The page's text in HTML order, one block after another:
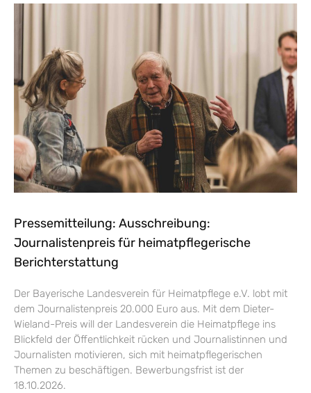
Pressemitteilung: Ausschreibung:
Journalistenpreis für heimatpflegerische
Berichterstattung
Der Bayerische Landesverein für Heimatpflege e.V. lobt mit
dem Journalistenpreis 20.000 Euro aus. Mit dem Dieter-
Wieland-Preis will der Landesverein die Heimatpflege ins
Blickfeld der Öffentlichkeit rücken und Journalistinnen und
Journalisten motivieren, sich mit heimatpflegerischen
Themen zu beschäftigen. Bewerbungsfrist ist der
18.10.2026.